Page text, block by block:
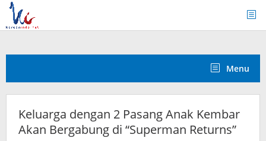
Skip
content
Menu
Keluarga dengan 2 Pasang Anak Kembar
Akan Bergabung di “Superman Returns”